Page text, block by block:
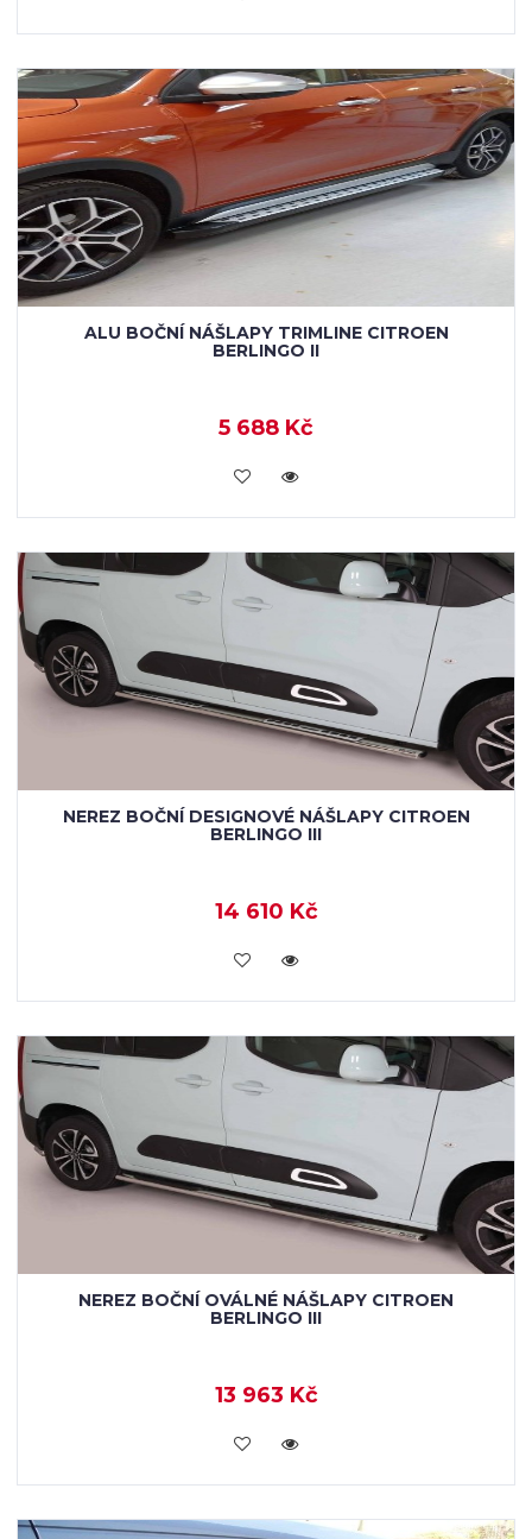
ALU BOČNÍ NÁŠLAPY TRIMLINE CITROEN
BERLINGO II
5 688 Kč
KOUPIT
NEREZ BOČNÍ DESIGNOVÉ NÁŠLAPY CITROEN
BERLINGO III
14 610 Kč
KOUPIT
NEREZ BOČNÍ OVÁLNÉ NÁŠLAPY CITROEN
BERLINGO III
13 963 Kč
KOUPIT